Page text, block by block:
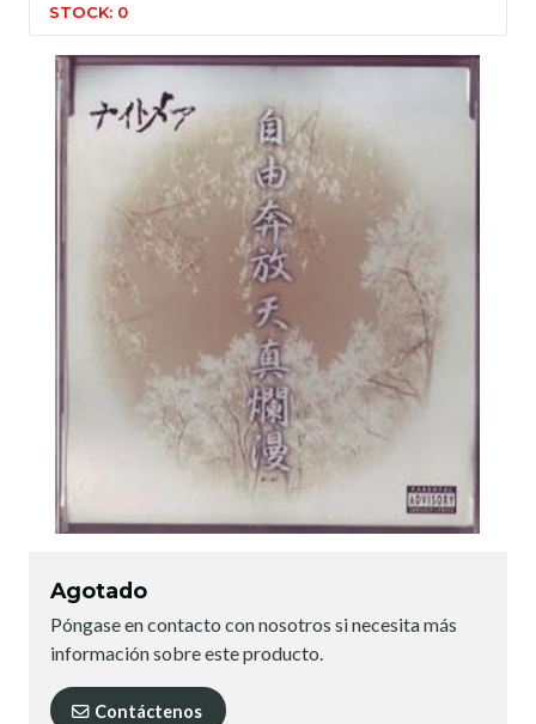
STOCK: 0
Agotado
Póngase en contacto con nosotros si necesita más
información sobre este producto.
Contáctenos